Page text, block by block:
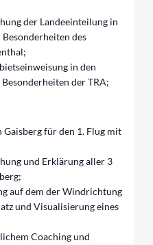
der Landeeinteilung in
des
in den
der TRA;
für den 1. Flug mit
und Erklärung aller 3
auf dem der Windrichtung
und Visualisierung eines
Coaching und